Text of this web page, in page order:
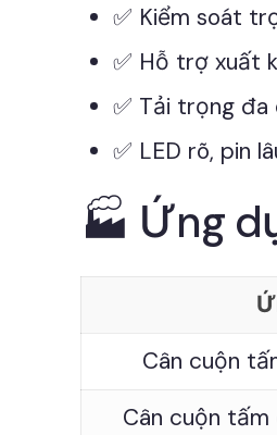
✅ Kiểm soát
✅ Hỗ trợ xuất
✅ Tải trọng đa
✅ LED rõ, pin
🏭 Ứng
Cân cuộn
Cân cuộn tấm